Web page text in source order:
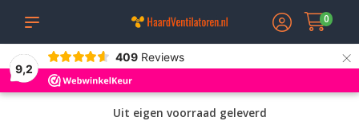
9,2
409 Reviews ×
0
Uit eigen voorraad geleverd